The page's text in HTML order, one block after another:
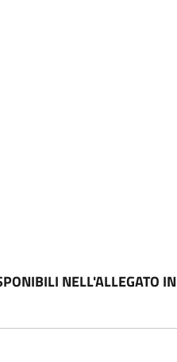
NELL'ALLEGATO IN